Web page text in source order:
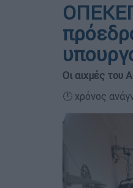
Οι αιχμές του
🕛 χρόνος